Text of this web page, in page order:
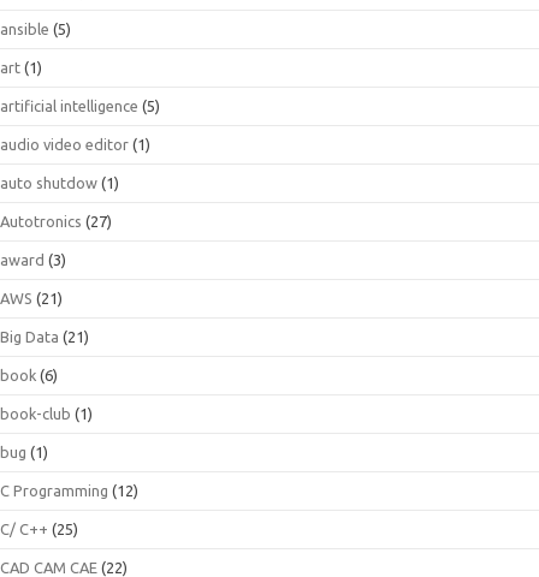
ansible (5)
art (1)
artificial intelligence (5)
audio video editor (1)
auto shutdow (1)
Autotronics (27)
award (3)
AWS (21)
Big Data (21)
book (6)
book-club (1)
bug (1)
C Programming (12)
C/ C++ (25)
CAD CAM CAE (22)